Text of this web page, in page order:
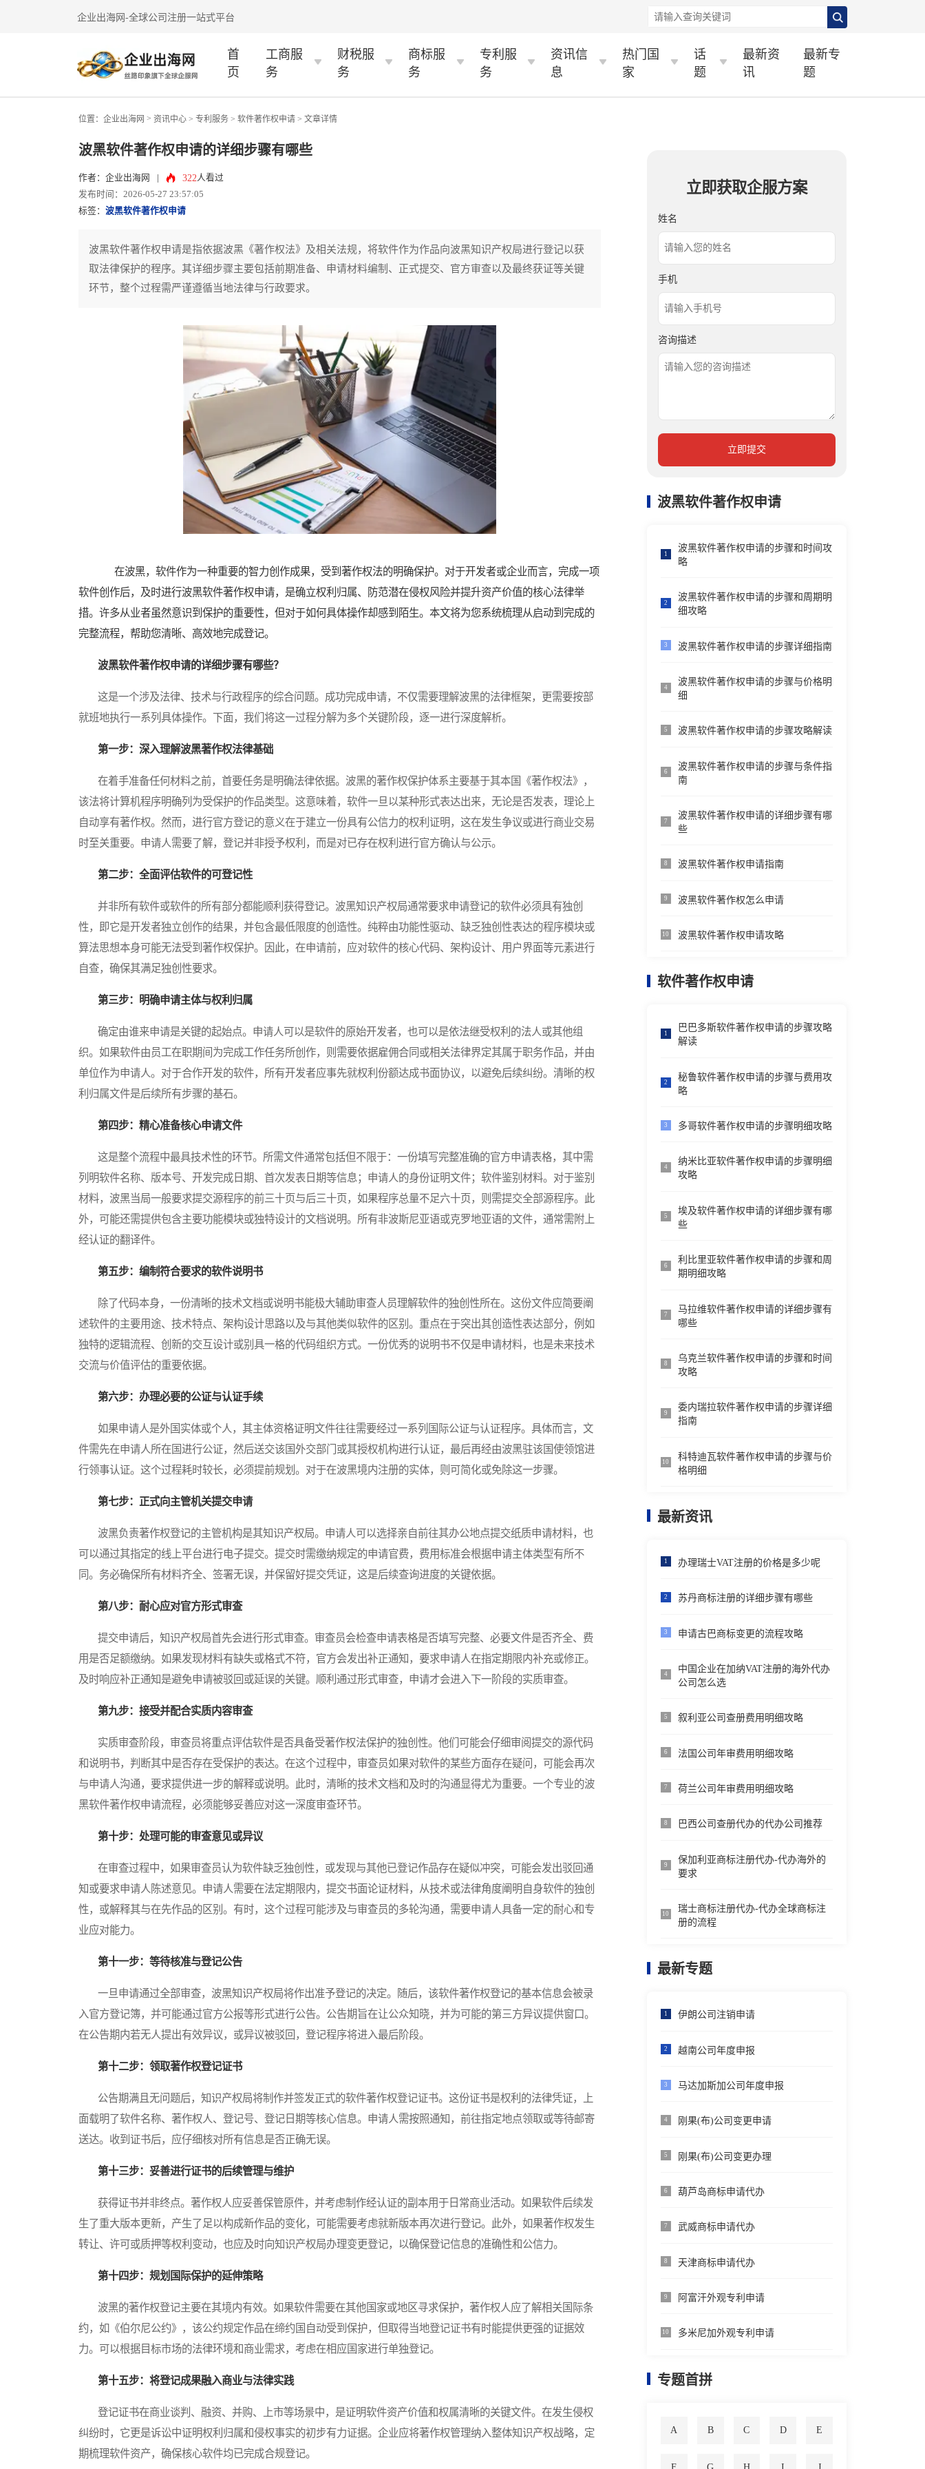
企业出海网-全球公司注册一站式平台
首
页
工商服
务
财税服
务
商标服
务
专利服
务
资讯信
息
热门国
家
话
题
最新资
讯
最新专
题
位置： 企业出海网 > 资讯中心 > 专利服务 > 软件著作权申请 > 文章详情
波黑软件著作权申请的详细步骤有哪些
作者：企业出海网 322人看过
发布时间：2026-05-27 23:57:05
标签： 波黑软件著作权申请
波黑软件著作权申请是指依据波黑《著作权法》及相关法规，将软件作为作品向波黑知识产权局进行登记以获
取法律保护的程序。其详细步骤主要包括前期准备、申请材料编制、正式提交、官方审查以及最终获证等关键
环节，整个过程需严谨遵循当地法律与行政要求。
在波黑，软件作为一种重要的智力创作成果，受到著作权法的明确保护。对于开发者或企业而言，完成一项
软件创作后，及时进行波黑软件著作权申请，是确立权利归属、防范潜在侵权风险并提升资产价值的核心法律举
措。许多从业者虽然意识到保护的重要性，但对于如何具体操作却感到陌生。本文将为您系统梳理从启动到完成的
完整流程，帮助您清晰、高效地完成登记。
波黑软件著作权申请的详细步骤有哪些？
这是一个涉及法律、技术与行政程序的综合问题。成功完成申请，不仅需要理解波黑的法律框架，更需要按部
就班地执行一系列具体操作。下面，我们将这一过程分解为多个关键阶段，逐一进行深度解析。
第一步：深入理解波黑著作权法律基础
在着手准备任何材料之前，首要任务是明确法律依据。波黑的著作权保护体系主要基于其本国《著作权法》，
该法将计算机程序明确列为受保护的作品类型。这意味着，软件一旦以某种形式表达出来，无论是否发表，理论上
自动享有著作权。然而，进行官方登记的意义在于建立一份具有公信力的权利证明，这在发生争议或进行商业交易
时至关重要。申请人需要了解，登记并非授予权利，而是对已存在权利进行官方确认与公示。
第二步：全面评估软件的可登记性
并非所有软件或软件的所有部分都能顺利获得登记。波黑知识产权局通常要求申请登记的软件必须具有独创
性，即它是开发者独立创作的结果，并包含最低限度的创造性。纯粹由功能性驱动、缺乏独创性表达的程序模块或
算法思想本身可能无法受到著作权保护。因此，在申请前，应对软件的核心代码、架构设计、用户界面等元素进行
自查，确保其满足独创性要求。
第三步：明确申请主体与权利归属
确定由谁来申请是关键的起始点。申请人可以是软件的原始开发者，也可以是依法继受权利的法人或其他组
织。如果软件由员工在职期间为完成工作任务所创作，则需要依据雇佣合同或相关法律界定其属于职务作品，并由
单位作为申请人。对于合作开发的软件，所有开发者应事先就权利份额达成书面协议，以避免后续纠纷。清晰的权
利归属文件是后续所有步骤的基石。
第四步：精心准备核心申请文件
这是整个流程中最具技术性的环节。所需文件通常包括但不限于：一份填写完整准确的官方申请表格，其中需
列明软件名称、版本号、开发完成日期、首次发表日期等信息；申请人的身份证明文件；软件鉴别材料。对于鉴别
材料，波黑当局一般要求提交源程序的前三十页与后三十页，如果程序总量不足六十页，则需提交全部源程序。此
外，可能还需提供包含主要功能模块或独特设计的文档说明。所有非波斯尼亚语或克罗地亚语的文件，通常需附上
经认证的翻译件。
第五步：编制符合要求的软件说明书
除了代码本身，一份清晰的技术文档或说明书能极大辅助审查人员理解软件的独创性所在。这份文件应简要阐
述软件的主要用途、技术特点、架构设计思路以及与其他类似软件的区别。重点在于突出其创造性表达部分，例如
独特的逻辑流程、创新的交互设计或别具一格的代码组织方式。一份优秀的说明书不仅是申请材料，也是未来技术
交流与价值评估的重要依据。
第六步：办理必要的公证与认证手续
如果申请人是外国实体或个人，其主体资格证明文件往往需要经过一系列国际公证与认证程序。具体而言，文
件需先在申请人所在国进行公证，然后送交该国外交部门或其授权机构进行认证，最后再经由波黑驻该国使领馆进
行领事认证。这个过程耗时较长，必须提前规划。对于在波黑境内注册的实体，则可简化或免除这一步骤。
第七步：正式向主管机关提交申请
波黑负责著作权登记的主管机构是其知识产权局。申请人可以选择亲自前往其办公地点提交纸质申请材料，也
可以通过其指定的线上平台进行电子提交。提交时需缴纳规定的申请官费，费用标准会根据申请主体类型有所不
同。务必确保所有材料齐全、签署无误，并保留好提交凭证，这是后续查询进度的关键依据。
第八步：耐心应对官方形式审查
提交申请后，知识产权局首先会进行形式审查。审查员会检查申请表格是否填写完整、必要文件是否齐全、费
用是否足额缴纳。如果发现材料有缺失或格式不符，官方会发出补正通知，要求申请人在指定期限内补充或修正。
及时响应补正通知是避免申请被驳回或延误的关键。顺利通过形式审查，申请才会进入下一阶段的实质审查。
第九步：接受并配合实质内容审查
实质审查阶段，审查员将重点评估软件是否具备受著作权法保护的独创性。他们可能会仔细审阅提交的源代码
和说明书，判断其中是否存在受保护的表达。在这个过程中，审查员如果对软件的某些方面存在疑问，可能会再次
与申请人沟通，要求提供进一步的解释或说明。此时，清晰的技术文档和及时的沟通显得尤为重要。一个专业的波
黑软件著作权申请流程，必须能够妥善应对这一深度审查环节。
第十步：处理可能的审查意见或异议
在审查过程中，如果审查员认为软件缺乏独创性，或发现与其他已登记作品存在疑似冲突，可能会发出驳回通
知或要求申请人陈述意见。申请人需要在法定期限内，提交书面论证材料，从技术或法律角度阐明自身软件的独创
性，或解释其与在先作品的区别。有时，这个过程可能涉及与审查员的多轮沟通，需要申请人具备一定的耐心和专
业应对能力。
第十一步：等待核准与登记公告
一旦申请通过全部审查，波黑知识产权局将作出准予登记的决定。随后，该软件著作权登记的基本信息会被录
入官方登记簿，并可能通过官方公报等形式进行公告。公告期旨在让公众知晓，并为可能的第三方异议提供窗口。
在公告期内若无人提出有效异议，或异议被驳回，登记程序将进入最后阶段。
第十二步：领取著作权登记证书
公告期满且无问题后，知识产权局将制作并签发正式的软件著作权登记证书。这份证书是权利的法律凭证，上
面载明了软件名称、著作权人、登记号、登记日期等核心信息。申请人需按照通知，前往指定地点领取或等待邮寄
送达。收到证书后，应仔细核对所有信息是否正确无误。
第十三步：妥善进行证书的后续管理与维护
获得证书并非终点。著作权人应妥善保管原件，并考虑制作经认证的副本用于日常商业活动。如果软件后续发
生了重大版本更新，产生了足以构成新作品的变化，可能需要考虑就新版本再次进行登记。此外，如果著作权发生
转让、许可或质押等权利变动，也应及时向知识产权局办理变更登记，以确保登记信息的准确性和公信力。
第十四步：规划国际保护的延伸策略
波黑的著作权登记主要在其境内有效。如果软件需要在其他国家或地区寻求保护，著作权人应了解相关国际条
约，如《伯尔尼公约》，该公约规定作品在缔约国自动受到保护，但取得当地登记证书有时能提供更强的证据效
力。可以根据目标市场的法律环境和商业需求，考虑在相应国家进行单独登记。
第十五步：将登记成果融入商业与法律实践
登记证书在商业谈判、融资、并购、上市等场景中，是证明软件资产价值和权属清晰的关键文件。在发生侵权
纠纷时，它更是诉讼中证明权利归属和侵权事实的初步有力证据。企业应将著作权管理纳入整体知识产权战略，定
期梳理软件资产，确保核心软件均已完成合规登记。
立即获取企服方案
姓名
手机
咨询描述
立即提交
波黑软件著作权申请
1
波黑软件著作权申请的步骤和时间攻
略
2
波黑软件著作权申请的步骤和周期明
细攻略
3 波黑软件著作权申请的步骤详细指南
4
波黑软件著作权申请的步骤与价格明
细
5 波黑软件著作权申请的步骤攻略解读
6
波黑软件著作权申请的步骤与条件指
南
7
波黑软件著作权申请的详细步骤有哪
些
8 波黑软件著作权申请指南
9 波黑软件著作权怎么申请
10 波黑软件著作权申请攻略
软件著作权申请
1
巴巴多斯软件著作权申请的步骤攻略
解读
2
秘鲁软件著作权申请的步骤与费用攻
略
3 多哥软件著作权申请的步骤明细攻略
4
纳米比亚软件著作权申请的步骤明细
攻略
5
埃及软件著作权申请的详细步骤有哪
些
6
利比里亚软件著作权申请的步骤和周
期明细攻略
7
马拉维软件著作权申请的详细步骤有
哪些
8
乌克兰软件著作权申请的步骤和时间
攻略
9
委内瑞拉软件著作权申请的步骤详细
指南
10
科特迪瓦软件著作权申请的步骤与价
格明细
最新资讯
1 办理瑞士VAT注册的价格是多少呢
2 苏丹商标注册的详细步骤有哪些
3 申请古巴商标变更的流程攻略
4
中国企业在加纳VAT注册的海外代办
公司怎么选
5 叙利亚公司查册费用明细攻略
6 法国公司年审费用明细攻略
7 荷兰公司年审费用明细攻略
8 巴西公司查册代办的代办公司推荐
9
保加利亚商标注册代办-代办海外的
要求
10
瑞士商标注册代办-代办全球商标注
册的流程
最新专题
1 伊朗公司注销申请
2 越南公司年度申报
3 马达加斯加公司年度申报
4 刚果(布)公司变更申请
5 刚果(布)公司变更办理
6 葫芦岛商标申请代办
7 武威商标申请代办
8 天津商标申请代办
9 阿富汗外观专利申请
10 多米尼加外观专利申请
专题首拼
A B C D E